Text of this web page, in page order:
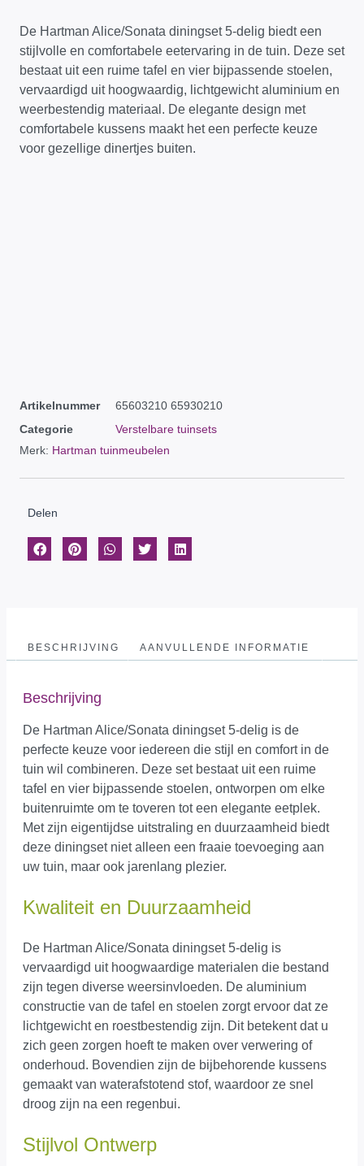
De Hartman Alice/Sonata diningset 5-delig biedt een
stijlvolle en comfortabele eetervaring in de tuin. Deze set
bestaat uit een ruime tafel en vier bijpassende stoelen,
vervaardigd uit hoogwaardig, lichtgewicht aluminium en
weerbestendig materiaal. De elegante design met
comfortabele kussens maakt het een perfecte keuze
voor gezellige dinertjes buiten.
Artikelnummer
65603210 65930210
Categorie
Verstelbare tuinsets
Merk: Hartman tuinmeubelen
Delen
BESCHRIJVING AANVULLENDE INFORMATIE
Beschrijving
De Hartman Alice/Sonata diningset 5-delig is de
perfecte keuze voor iedereen die stijl en comfort in de
tuin wil combineren. Deze set bestaat uit een ruime
tafel en vier bijpassende stoelen, ontworpen om elke
buitenruimte om te toveren tot een elegante eetplek.
Met zijn eigentijdse uitstraling en duurzaamheid biedt
deze diningset niet alleen een fraaie toevoeging aan
uw tuin, maar ook jarenlang plezier.
Kwaliteit en Duurzaamheid
De Hartman Alice/Sonata diningset 5-delig is
vervaardigd uit hoogwaardige materialen die bestand
zijn tegen diverse weersinvloeden. De aluminium
constructie van de tafel en stoelen zorgt ervoor dat ze
lichtgewicht en roestbestendig zijn. Dit betekent dat u
zich geen zorgen hoeft te maken over verwering of
onderhoud. Bovendien zijn de bijbehorende kussens
gemaakt van waterafstotend stof, waardoor ze snel
droog zijn na een regenbui.
Stijlvol Ontwerp